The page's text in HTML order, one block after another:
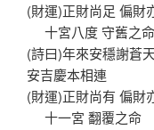
(財運)正財尚足 偏財
十宮八度 守舊之命
(詩曰)年來安穩謝蒼
安吉慶本相連
(財運)正財尚有 偏財
十一宮 翻覆之命